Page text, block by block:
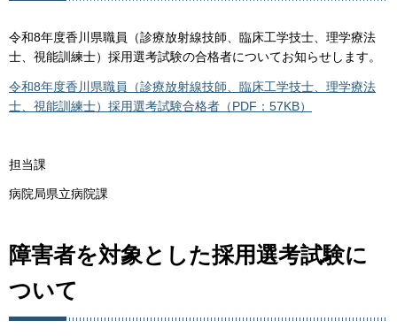
令和8年度香川県職員（診療放射線技師、臨床工学技士、理学療法
士、視能訓練士）採用選考試験の合格者についてお知らせします。
令和8年度香川県職員（診療放射線技師、臨床工学技士、理学療法
士、視能訓練士）採用選考試験合格者（PDF：57KB）
担当課
病院局県立病院課
障害者を対象とした採用選考試験に
ついて